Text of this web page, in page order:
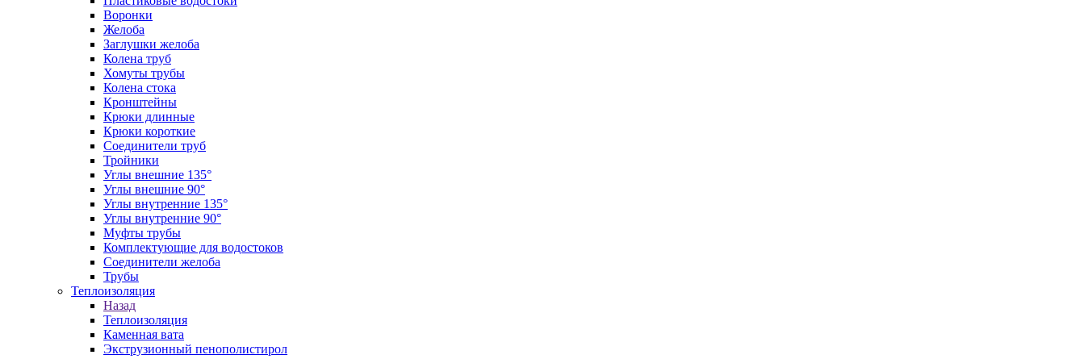
Воронки
Желоба
Заглушки желоба
Колена труб
Хомуты трубы
Колена стока
Кронштейны
Крюки длинные
Крюки короткие
Соединители труб
Тройники
Углы внешние 135°
Углы внешние 90°
Углы внутренние 135°
Углы внутренние 90°
Муфты трубы
Комплектующие для водостоков
Соединители желоба
Трубы
Теплоизоляция
Назад
Теплоизоляция
Каменная вата
Экструзионный пенополистирол